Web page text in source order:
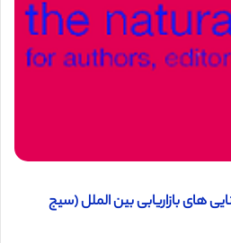
های بازاریابی بین الملل (سیج